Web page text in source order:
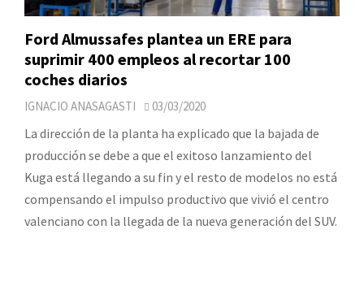
Ford Almussafes plantea un ERE para
suprimir 400 empleos al recortar 100
coches diarios
IGNACIO ANASAGASTI 03/03/2020
La dirección de la planta ha explicado que la bajada de
producción se debe a que el exitoso lanzamiento del
Kuga está llegando a su fin y el resto de modelos no está
compensando el impulso productivo que vivió el centro
valenciano con la llegada de la nueva generación del SUV.